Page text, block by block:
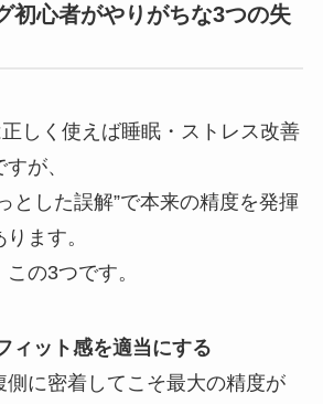
初心者がやりがちな3つの失
しく使えば睡眠・ストレス改善
が、
とした誤解”で本来の精度を発揮
ます。
の3つです。
ィット感を適当にする
側に密着してこそ最大の精度が